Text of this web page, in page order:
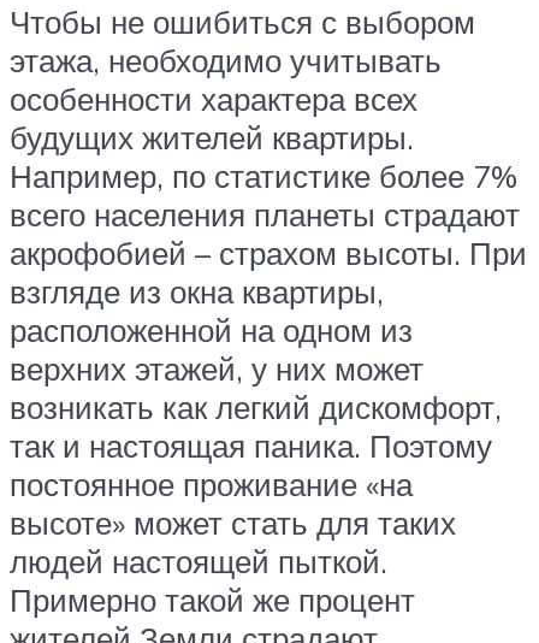
Чтобы не ошибиться с выбором
этажа, необходимо учитывать
особенности характера всех
будущих жителей квартиры.
Например, по статистике более 7%
всего населения планеты страдают
акрофобией – страхом высоты. При
взгляде из окна квартиры,
расположенной на одном из
верхних этажей, у них может
возникать как легкий дискомфорт,
так и настоящая паника. Поэтому
постоянное проживание «на
высоте» может стать для таких
людей настоящей пыткой.
Примерно такой же процент